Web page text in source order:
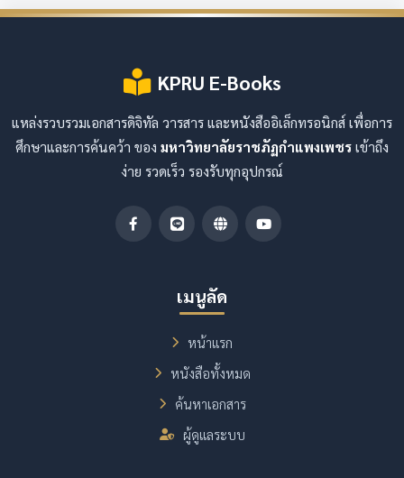
KPRU E-Books
แหล่งรวบรวมเอกสารดิจิทัล วารสาร และหนังสืออิเล็กทรอนิกส์ เพื่อการ
ศึกษาและการค้นคว้า ของ มหาวิทยาลัยราชภัฏกำแพงเพชร เข้าถึง
ง่าย รวดเร็ว รองรับทุกอุปกรณ์
เมนูลัด
หน้าแรก
หนังสือทั้งหมด
ค้นหาเอกสาร
ผู้ดูแลระบบ